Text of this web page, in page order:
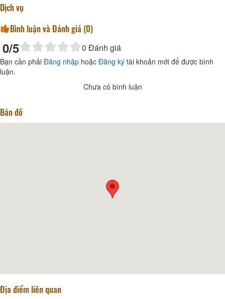
Dịch vụ
Bình luận và Đánh giá (0)
0/5 0 Đánh giá
Bạn cần phải Đăng nhập hoặc Đăng ký tài khoản mới để được bình
luận.
Chưa có bình luận
Bản đồ
Địa điểm liên quan